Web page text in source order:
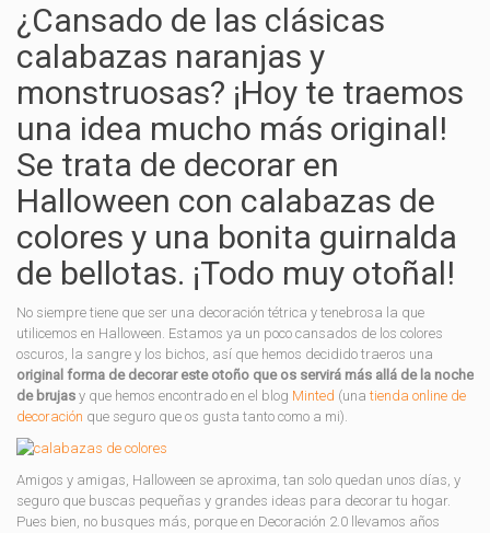
¿Cansado de las clásicas
calabazas naranjas y
monstruosas? ¡Hoy te traemos
una idea mucho más original!
Se trata de decorar en
Halloween con calabazas de
colores y una bonita guirnalda
de bellotas. ¡Todo muy otoñal!
No siempre tiene que ser una decoración tétrica y tenebrosa la que
utilicemos en Halloween. Estamos ya un poco cansados de los colores
oscuros, la sangre y los bichos, así que hemos decidido traeros una
original forma de decorar este otoño que os servirá más allá de la noche
de brujas y que hemos encontrado en el blog Minted (unatienda online de
decoración que seguro que os gusta tanto como a mi).
Amigos y amigas, Halloween se aproxima, tan solo quedan unos días, y
seguro que buscas pequeñas y grandes ideas para decorar tu hogar.
Pues bien, no busques más, porque en Decoración 2.0 llevamos años